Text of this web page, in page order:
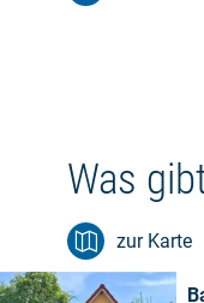
Was
zur Karte